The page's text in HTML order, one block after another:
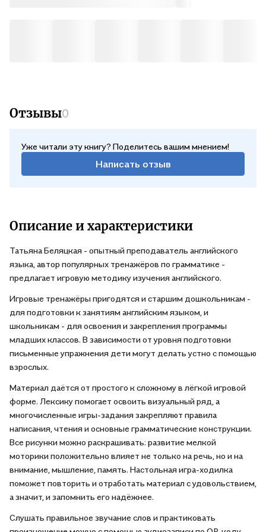
Отзывы0
Уже читали эту книгу? Поделитесь вашим мнением!
Написать отзыв
Описание и характеристики
Татьяна Беляцкая - опытный преподаватель английского
языка, автор популярных тренажёров по грамматике -
предлагает игровую методику изучения английского.
Игровые тренажёры пригодятся и старшим дошкольникам -
для подготовки к занятиям английским языком, и
школьникам - для освоения и закрепления программы
младших классов. В зависимости от уровня подготовки
письменные упражнения дети могут делать устно с помощью
взрослых.
Материал даётся от простого к сложному в лёгкой игровой
форме. Лексику помогает освоить визуальный ряд, а
многочисленные игры-задания закрепляют правила
написания, чтения и основные грамматические конструкции.
Все рисунки можно раскрашивать: развитие мелкой
моторики положительно влияет не только на речь, но и на
внимание, мышление, память. Настольная игра-ходилка
поможет повторить и отработать материал с удовольствием,
а значит, и запомнить его надёжнее.
Слушать правильное звучание слов и практиковать